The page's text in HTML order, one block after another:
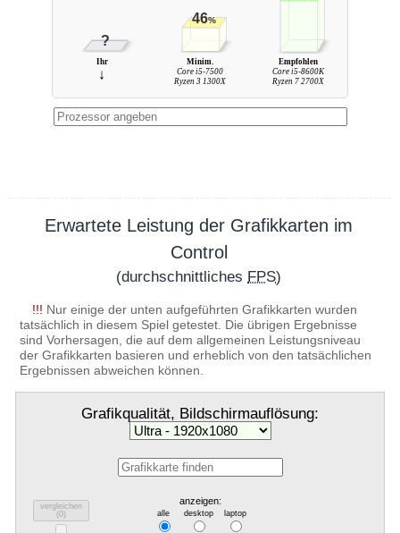
?
46%
Ihr
↓
Minim.
Core i5-7500
Ryzen 3 1300X
Empfohlen
Core i5-8600K
Ryzen 7 2700X
Erwartete Leistung der Grafikkarten im
Control
(durchschnittliches FPS)
!!! Nur einige der unten aufgeführten Grafikkarten wurden
tatsächlich in diesem Spiel getestet. Die übrigen Ergebnisse
sind Vorhersagen, die auf dem allgemeinen Leistungsniveau
der Grafikkarten basieren und erheblich von den tatsächlichen
Ergebnissen abweichen können.
Grafikqualität, Bildschirmauflösung:
vergleichen
(0)
anzeigen:
alle desktop laptop